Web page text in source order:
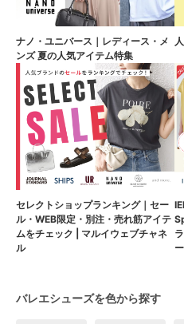
ナノ・ユニバース｜レディース・メ
ンズ 夏の人気アイテム特集
セレクトショップランキング｜セー
ル・WEB限定・別注・売れ筋アイテ
ムをチェック | マルイウェブチャネ
ル
バレエシューズを色から探す